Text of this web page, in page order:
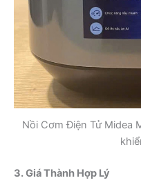
Nồi Cơm Điện Tử Midea
3. Giá Thành Hợp Lý